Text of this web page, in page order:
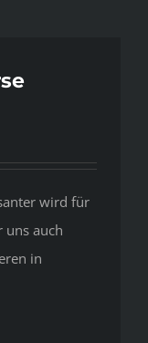
wird für
uns auch
in